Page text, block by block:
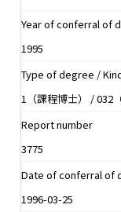
Year of conferral of
1995
Type of degree /
1（課程博士） / 032
Report number
3775
Date of conferral of
1996-03-25